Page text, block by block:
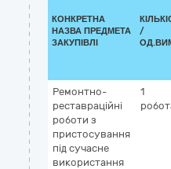
КОНКРЕТНА
НАЗВА ПРЕДМЕТА
ЗАКУПІВЛІ
/
Ремонтно-
реставраційні
роботи з
пристосування
під сучасне
використання
1